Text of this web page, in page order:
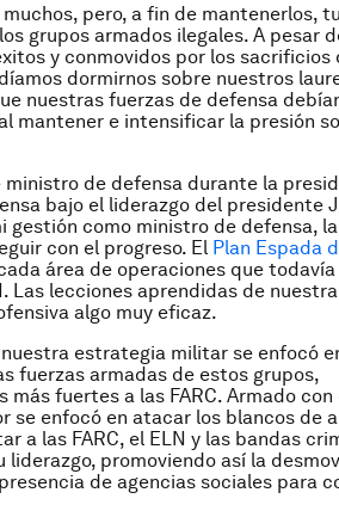
pero, a fin de mantenerlos,
grupos armados ilegales. A pesar
y conmovidos por los sacrificios
dormirnos sobre nuestros
nuestras fuerzas de defensa
mantener e intensificar la presión
ministro de defensa durante la
bajo el liderazgo del presidente
gestión como ministro de defensa,
con el progreso. El Plan Espada
área de operaciones que
Las lecciones aprendidas de nuestra
algo muy eficaz.
estrategia militar se enfocó
fuerzas armadas de estos grupos,
fuertes a las FARC. Armado
se enfocó en atacar los blancos de
a las FARC, el ELN y las bandas
promoviendo así la
de agencias sociales para